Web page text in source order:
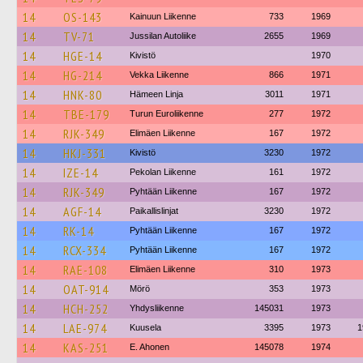
14 OS-143 Kainuun Liikenne 733 1969
14 TV-71 Jussilan Autoliike 2655 1969
14 HGE-14 Kivistö 1970
14 HG-214 Vekka Liikenne 866 1971
14 HNK-80 Hämeen Linja 3011 1971
14 TBE-179 Turun Euroliikenne 277 1972
14 RJK-349 Elimäen Liikenne 167 1972
14 HKJ-331 Kivistö 3230 1972
14 IZE-14 Pekolan Liikenne 161 1972
14 RJK-349 Pyhtään Liikenne 167 1972
14 AGF-14 Paikallislinjat 3230 1972
14 RK-14 Pyhtään Liikenne 167 1972
14 RCX-334 Pyhtään Liikenne 167 1972
14 RAE-108 Elimäen Liikenne 310 1973
14 OAT-914 Mörö 353 1973
14 HCH-252 Yhdysliikenne 145031 1973
14 LAE-974 Kuusela 3395 1973
14 KAS-251 E. Ahonen 145078 1974